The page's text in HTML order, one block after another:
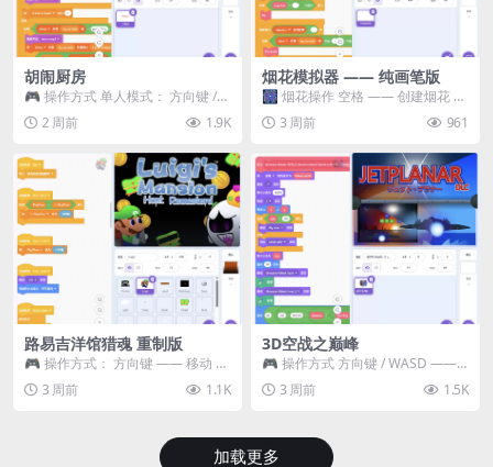
胡闹厨房
🎮 操作方式 单人模式： 方向键 /
WASD —— 移动 Z / K —— 抓...
2 周前 1.9K
烟花模拟器 —— 纯画笔版
🎆 烟花操作 空格 —— 创建烟花 1
~ 3 —— 切换烟花类型 普通烟花
嘶...3 周前 961
路易吉洋馆猎魂 重制版
🎮 操作方式： 方向键 —— 移动 &
跳跃 空格 —— 打开宝箱 将你...
3 周前 1.1K
3D空战之巅峰
🎮 操作方式 方向键 / WASD ——
移动 Z / K —— 射击 / 攻击...
3 周前 1.5K
加载更多